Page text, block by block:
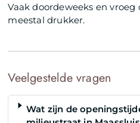
Vaak doordeweeks en
meestal drukker.
Veelgestelde vragen
Wat zijn de